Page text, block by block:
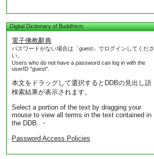
Digital Dictionary of Buddhism
電子佛教辭典
パスワードがない場合は「guest」でログインしてくださ
い。
Users who do not have a password can log in with the
userID "guest".
本文をドラッグして選択するとDDBの見出し語
検索結果が表示されます。
Select a portion of the text by dragging your
mouse to view all terms in the text contained in
the DDB. ・
Password Access Policies